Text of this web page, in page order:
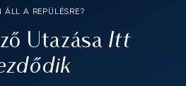
ÁLL A REPÜLÉSRE?
Utazása Itt